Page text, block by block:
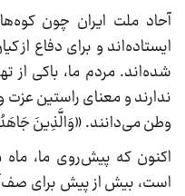
آحاد ملت ایران چون
ایستاده‌اند و برای دفاع
شده‌اند. مردم ما، باکی از
ندارند و معنای راستین عزت
وطن می‌دانند. «وَالَّذِینَ
اکنون که پیش‌روی ما،
است، بیش از پیش برای